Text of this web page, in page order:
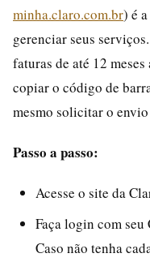
minha.claro.com.br) é
gerenciar seus
faturas de até 12
copiar o código de
mesmo solicitar o
Passo a passo:
Acesse o site da
Faça login com seu
Caso não tenha